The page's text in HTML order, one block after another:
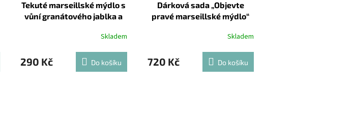
Tekuté marseillské mýdlo s
vůní granátového jablka a
Skladem
290 Kč Do košíku
Dárková sada „Objevte
pravé marseillské mýdlo“
Skladem
720 Kč Do košíku